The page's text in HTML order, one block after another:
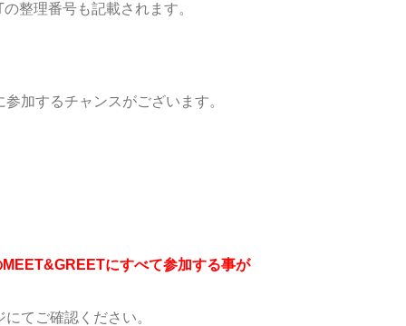
整理番号も記載されます。
加するチャンスがございます。
にすべて参加する事が
てご確認ください。